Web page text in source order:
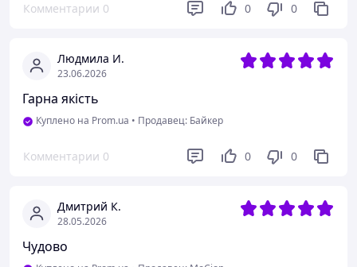
Комментарии 0 0 0
Людмила И.
23.06.2026
Гарна якість
Куплено на Prom.ua • Продавец: Байкер
Комментарии 0 0 0
Дмитрий К.
28.05.2026
Чудово